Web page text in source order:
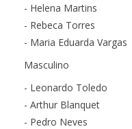
- Helena Martins
- Rebeca Torres
- Maria Eduarda Vargas
Masculino
- Leonardo Toledo
- Arthur Blanquet
- Pedro Neves